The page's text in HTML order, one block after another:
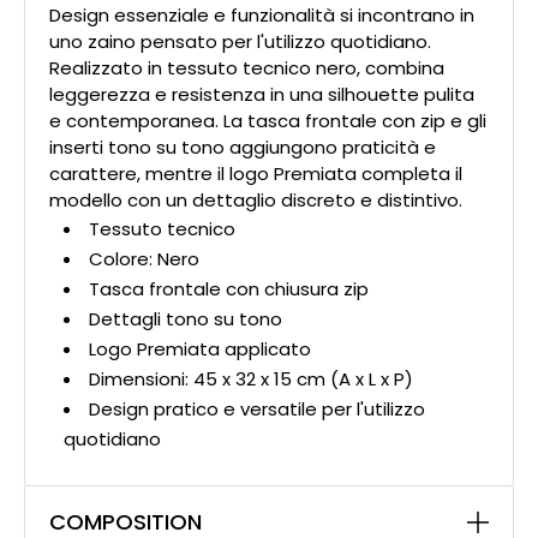
Design essenziale e funzionalità si incontrano in
uno zaino pensato per l'utilizzo quotidiano.
Realizzato in tessuto tecnico nero, combina
leggerezza e resistenza in una silhouette pulita
e contemporanea. La tasca frontale con zip e gli
inserti tono su tono aggiungono praticità e
carattere, mentre il logo Premiata completa il
modello con un dettaglio discreto e distintivo.
Tessuto tecnico
Colore: Nero
Tasca frontale con chiusura zip
Dettagli tono su tono
Logo Premiata applicato
Dimensioni: 45 x 32 x 15 cm (A x L x P)
Design pratico e versatile per l'utilizzo
quotidiano
COMPOSITION